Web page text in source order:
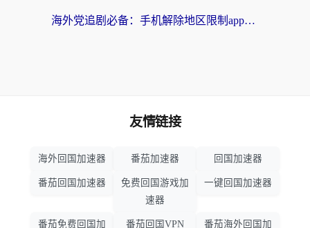
海外党追剧必备：手机解除地区限制app怎么选？解决央视视频&国内剧地区限制全指南
友情链接
海外回国加速器 番茄加速器 回国加速器
番茄回国加速器
免费回国游戏加
速器
一键回国加速器
番茄免费回国加 番茄回国VPN 番茄海外回国加